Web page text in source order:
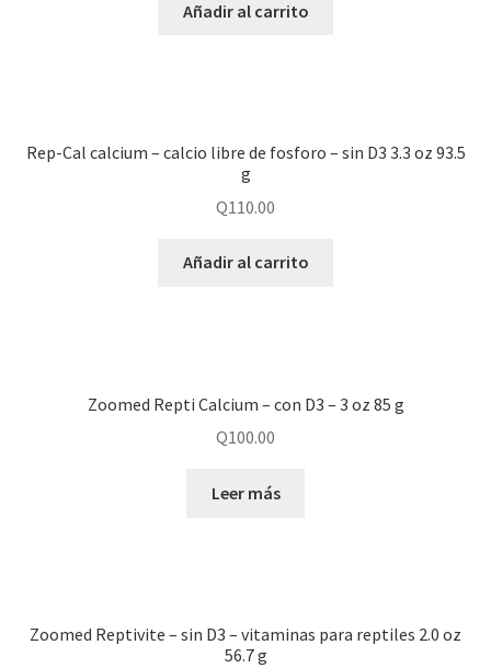
Añadir al carrito
Rep-Cal calcium – calcio libre de fosforo – sin D3 3.3 oz 93.5
g
Q110.00
Añadir al carrito
Zoomed Repti Calcium – con D3 – 3 oz 85 g
Q100.00
Leer más
Zoomed Reptivite – sin D3 – vitaminas para reptiles 2.0 oz
56.7 g